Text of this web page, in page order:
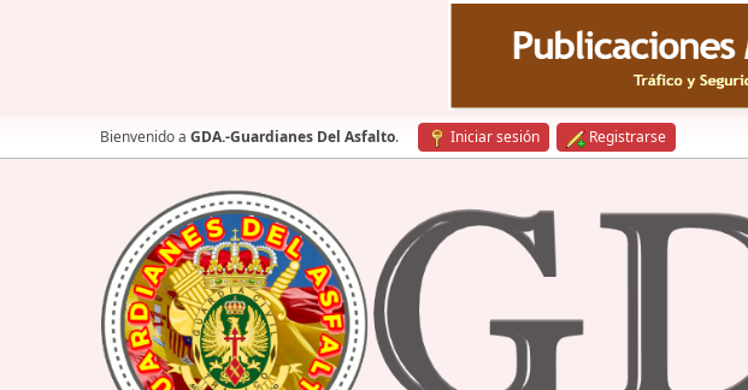
Bienvenido a GDA.-Guardianes Del Asfalto. Iniciar sesión Registrarse